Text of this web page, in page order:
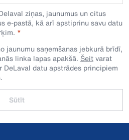
ziņas, jaunumus un citus
e-pastā, kā arī apstiprinu savu datu
jaunumu saņemšanas jebkurā brīdī,
linka lapas apakšā. Šeitvarat
datu apstrādes principiem
Sūtīt